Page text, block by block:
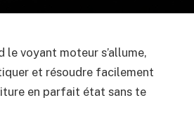
voyant moteur s’allume,
et résoudre facilement
en parfait état sans te